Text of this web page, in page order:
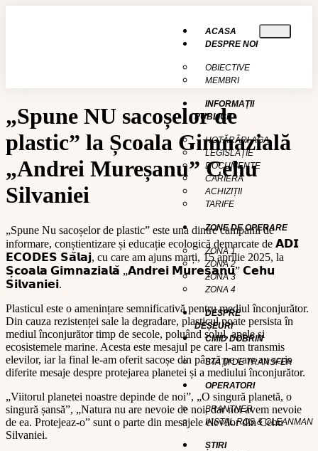
ACASA
DESPRE NOI
OBIECTIVE
MEMBRI
INFORMAȚII
PUBLICE
HOTĂRÂRI AGA
LEGISLAȚIE
DOCUMENTE
CARIERĂ
ACHIZIȚII
TARIFE
ZONE DE OPERARE
ZONA 1
ZONA 2
ZONA 3
ZONA 4
DESPRE
DEȘEURI
CMID DOBRIN
STAȚII DE TRANSFER
OPERATORI
BRANTNER
INSTAL ROS & CLEANMAN
ȘTIRI
„Spune NU sacoșelor de
plastic” la Școala Gimnazială
„Andrei Mureșanu” Cehu
Silvaniei
„Spune Nu sacoșelor de plastic” este una dintre campanii de
informare, conștientizare și educație ecologică demarcate de 𝗔𝗗𝗜
𝗘𝗖𝗢𝗗𝗘𝗦 𝗦𝗮̆𝗹𝗮𝗷, cu care am ajuns marți, 15 aprilie 2025, la
𝗦̦𝗰𝗼𝗮𝗹𝗮 𝗚𝗶𝗺𝗻𝗮𝘇𝗶𝗮𝗹𝗮̆ „𝗔𝗻𝗱𝗿𝗲𝗶 𝗠𝘂𝗿𝗲𝘀̦𝗮𝗻𝘂” 𝗖𝗲𝗵𝘂
𝗦𝗶𝗹𝘃𝗮𝗻𝗶𝗲𝗶.
Plasticul este o amenințare semnificativă pentru mediul înconjurător.
Din cauza rezistenței sale la degradare, plasticul poate persista în
mediul înconjurător timp de secole, poluând solul, apele și
ecosistemele marine. Acesta este mesajul pe care l-am transmis
elevilor, iar la final le-am oferit sacoșe din pânză pe care au scris
diferite mesaje despre protejarea planetei și a mediului înconjurător.
„Viitorul planetei noastre depinde de noi”, „O singură planetă, o
singură șansă”, „Natura nu are nevoie de noi, dar noi avem nevoie
de ea. Protejeaz-o” sunt o parte din mesajele elevilor din Cehu
Silvaniei.